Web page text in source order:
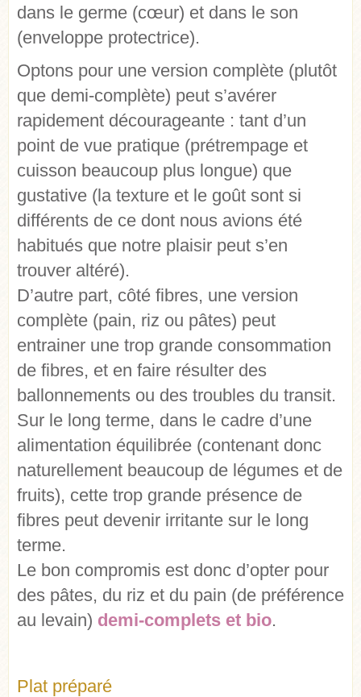
dans le germe (cœur) et dans le son
(enveloppe protectrice).
Optons pour une version complète (plutôt
que demi-complète) peut s’avérer
rapidement décourageante : tant d’un
point de vue pratique (prétrempage et
cuisson beaucoup plus longue) que
gustative (la texture et le goût sont si
différents de ce dont nous avions été
habitués que notre plaisir peut s’en
trouver altéré).
D’autre part, côté fibres, une version
complète (pain, riz ou pâtes) peut
entrainer une trop grande consommation
de fibres, et en faire résulter des
ballonnements ou des troubles du transit.
Sur le long terme, dans le cadre d’une
alimentation équilibrée (contenant donc
naturellement beaucoup de légumes et de
fruits), cette trop grande présence de
fibres peut devenir irritante sur le long
terme.
Le bon compromis est donc d’opter pour
des pâtes, du riz et du pain (de préférence
au levain) demi-complets et bio.
Plat préparé